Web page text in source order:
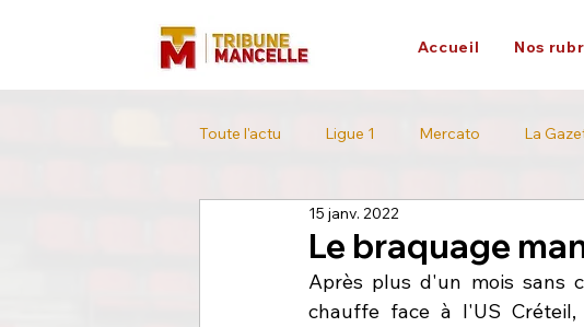
Accueil Nos
Toute l'actu Ligue 1 Mercato La
L'interview Tour de France
Le braquage
15 janv. 2022
Après plus d'un mois sans
chauffe face à l'US